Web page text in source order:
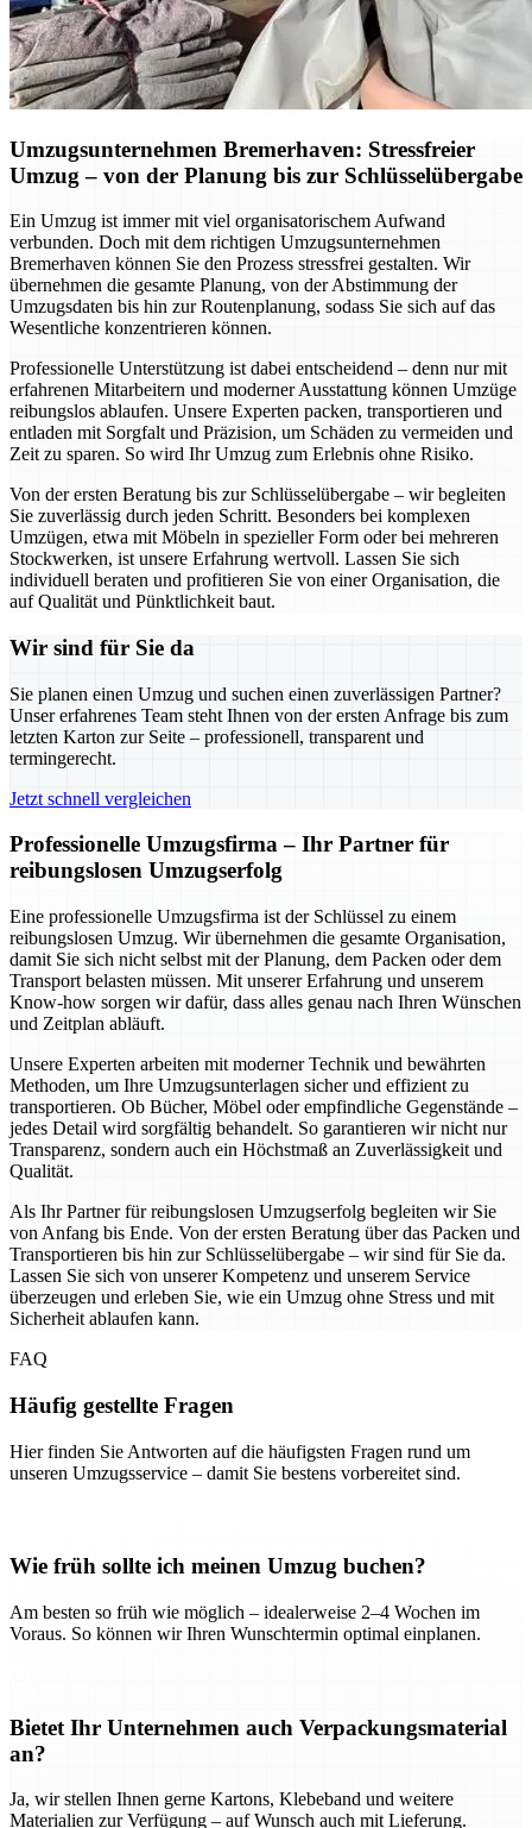
Umzugsunternehmen Bremerhaven: Stressfreier
Umzug – von der Planung bis zur Schlüsselübergabe
Ein Umzug ist immer mit viel organisatorischem Aufwand
verbunden. Doch mit dem richtigen Umzugsunternehmen
Bremerhaven können Sie den Prozess stressfrei gestalten. Wir
übernehmen die gesamte Planung, von der Abstimmung der
Umzugsdaten bis hin zur Routenplanung, sodass Sie sich auf das
Wesentliche konzentrieren können.
Professionelle Unterstützung ist dabei entscheidend – denn nur mit
erfahrenen Mitarbeitern und moderner Ausstattung können Umzüge
reibungslos ablaufen. Unsere Experten packen, transportieren und
entladen mit Sorgfalt und Präzision, um Schäden zu vermeiden und
Zeit zu sparen. So wird Ihr Umzug zum Erlebnis ohne Risiko.
Von der ersten Beratung bis zur Schlüsselübergabe – wir begleiten
Sie zuverlässig durch jeden Schritt. Besonders bei komplexen
Umzügen, etwa mit Möbeln in spezieller Form oder bei mehreren
Stockwerken, ist unsere Erfahrung wertvoll. Lassen Sie sich
individuell beraten und profitieren Sie von einer Organisation, die
auf Qualität und Pünktlichkeit baut.
Wir sind für Sie da
Sie planen einen Umzug und suchen einen zuverlässigen Partner?
Unser erfahrenes Team steht Ihnen von der ersten Anfrage bis zum
letzten Karton zur Seite – professionell, transparent und
termingerecht.
Jetzt schnell vergleichen
Professionelle Umzugsfirma – Ihr Partner für
reibungslosen Umzugserfolg
Eine professionelle Umzugsfirma ist der Schlüssel zu einem
reibungslosen Umzug. Wir übernehmen die gesamte Organisation,
damit Sie sich nicht selbst mit der Planung, dem Packen oder dem
Transport belasten müssen. Mit unserer Erfahrung und unserem
Know-how sorgen wir dafür, dass alles genau nach Ihren Wünschen
und Zeitplan abläuft.
Unsere Experten arbeiten mit moderner Technik und bewährten
Methoden, um Ihre Umzugsunterlagen sicher und effizient zu
transportieren. Ob Bücher, Möbel oder empfindliche Gegenstände –
jedes Detail wird sorgfältig behandelt. So garantieren wir nicht nur
Transparenz, sondern auch ein Höchstmaß an Zuverlässigkeit und
Qualität.
Als Ihr Partner für reibungslosen Umzugserfolg begleiten wir Sie
von Anfang bis Ende. Von der ersten Beratung über das Packen und
Transportieren bis hin zur Schlüsselübergabe – wir sind für Sie da.
Lassen Sie sich von unserer Kompetenz und unserem Service
überzeugen und erleben Sie, wie ein Umzug ohne Stress und mit
Sicherheit ablaufen kann.
FAQ
Häufig gestellte Fragen
Hier finden Sie Antworten auf die häufigsten Fragen rund um
unseren Umzugsservice – damit Sie bestens vorbereitet sind.
Wie früh sollte ich meinen Umzug buchen?
Am besten so früh wie möglich – idealerweise 2–4 Wochen im
Voraus. So können wir Ihren Wunschtermin optimal einplanen.
Bietet Ihr Unternehmen auch Verpackungsmaterial
an?
Ja, wir stellen Ihnen gerne Kartons, Klebeband und weitere
Materialien zur Verfügung – auf Wunsch auch mit Lieferung.